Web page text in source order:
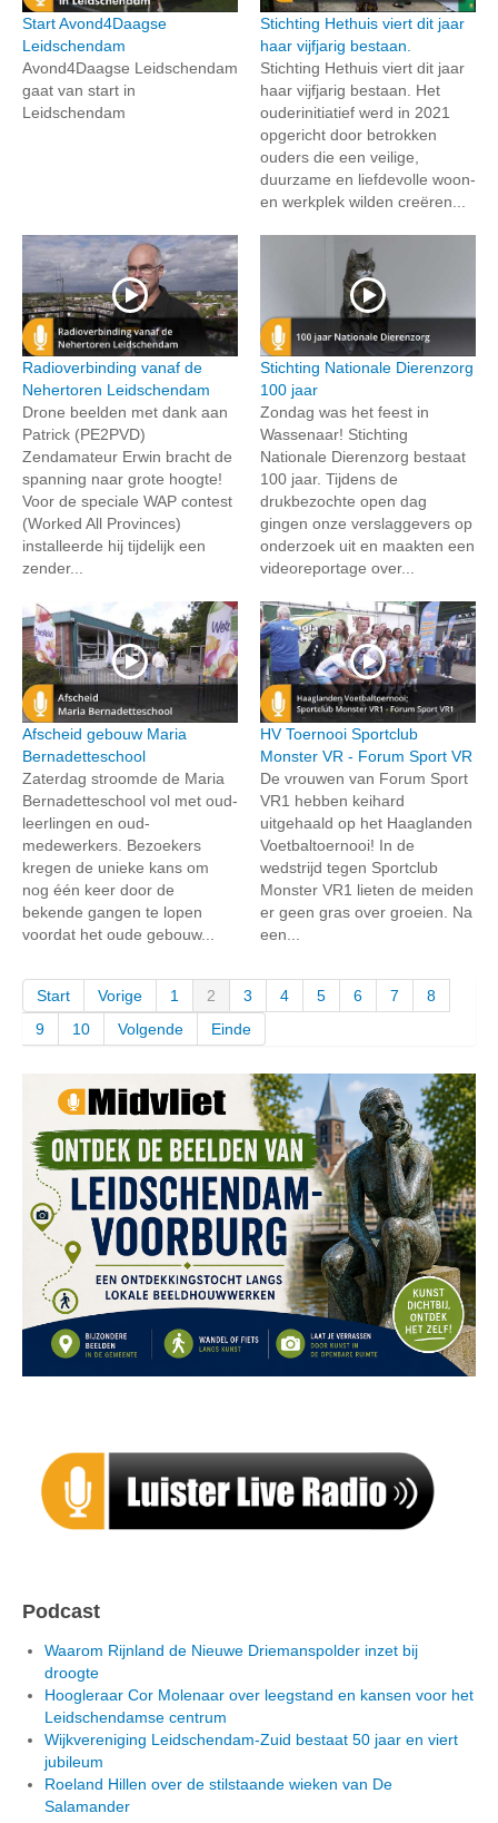
Start Avond4Daagse
Leidschendam
Avond4Daagse Leidschendam
gaat van start in
Leidschendam
Stichting Hethuis viert dit jaar
haar vijfjarig bestaan.
Stichting Hethuis viert dit jaar
haar vijfjarig bestaan. Het
ouderinitiatief werd in 2021
opgericht door betrokken
ouders die een veilige,
duurzame en liefdevolle woon-
en werkplek wilden creëren...
Radioverbinding vanaf de
Nehertoren Leidschendam
Drone beelden met dank aan
Patrick (PE2PVD)
Zendamateur Erwin bracht de
spanning naar grote hoogte!
Voor de speciale WAP contest
(Worked All Provinces)
installeerde hij tijdelijk een
zender...
Stichting Nationale Dierenzorg
100 jaar
Zondag was het feest in
Wassenaar! Stichting
Nationale Dierenzorg bestaat
100 jaar. Tijdens de
drukbezochte open dag
gingen onze verslaggevers op
onderzoek uit en maakten een
videoreportage over...
Afscheid gebouw Maria
Bernadetteschool
Zaterdag stroomde de Maria
Bernadetteschool vol met oud-
leerlingen en oud-
medewerkers. Bezoekers
kregen de unieke kans om
nog één keer door de
bekende gangen te lopen
voordat het oude gebouw...
HV Toernooi Sportclub
Monster VR - Forum Sport VR
De vrouwen van Forum Sport
VR1 hebben keihard
uitgehaald op het Haaglanden
Voetbaltoernooi! In de
wedstrijd tegen Sportclub
Monster VR1 lieten de meiden
er geen gras over groeien. Na
een...
Start Vorige 1 2 3 4 5 6 7
8
9
10 Volgende Einde
Podcast
Waarom Rijnland de Nieuwe Driemanspolder inzet bij
droogte
Hoogleraar Cor Molenaar over leegstand en kansen voor het
Leidschendamse centrum
Wijkvereniging Leidschendam-Zuid bestaat 50 jaar en viert
jubileum
Roeland Hillen over de stilstaande wieken van De
Salamander